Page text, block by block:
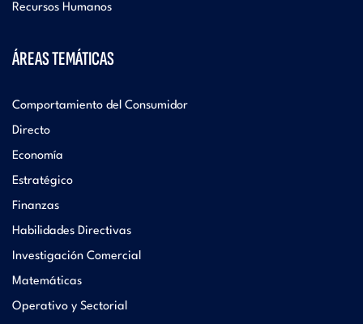
Recursos Humanos
ÁREAS TEMÁTICAS
Comportamiento del Consumidor
Directo
Economía
Estratégico
Finanzas
Habilidades Directivas
Investigación Comercial
Matemáticas
Operativo y Sectorial